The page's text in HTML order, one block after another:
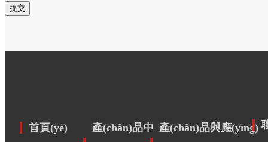
首頁(yè) 產(chǎn)品中 產(chǎn)品與應(yīng)